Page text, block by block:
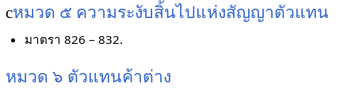
cหมวด ๕ ความระงับสิ้นไปแห่งสัญญาตัวแทน
มาตรา 826 – 832.
หมวด ๖ ตัวแทนค้าต่าง